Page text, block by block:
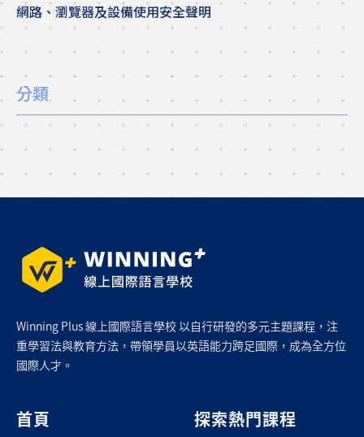
網路、瀏覽器及設備使用安全聲明
分類
Winning Plus 線上國際語言學校 以自行研發的多元主題課程，注
重學習法與教育方法，帶領學員以英語能力跨足國際，成為全方位
國際人才。
首頁 探索熱門課程